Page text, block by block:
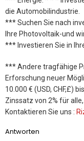
die Automobilindustrie.
*** Suchen Sie nach
Ihre Photovoltaik-und
*** Investieren Sie in
*** Andere tragfähige
Erforschung neuer
10.000 € (USD, CHF,£)
Zinssatz von 2% für
Kontaktieren Sie uns :
Antworten